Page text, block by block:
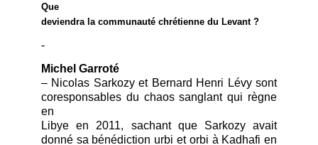
Que
deviendra la communauté chrétienne du Levant ?
-
Michel Garroté
– Nicolas Sarkozy et Bernard Henri Lévy sont
coresponsables du chaos sanglant qui règne
en
Libye en 2011, sachant que Sarkozy avait
donné sa bénédiction urbi et orbi à Kadhafi en